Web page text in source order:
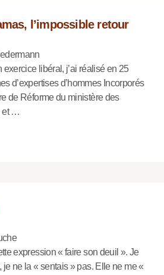
l’impossible retour
libéral, j’ai réalisé en 25
d’expertises d’hommes Incorporés
de Réforme du ministère des
et …
expression « faire son deuil ». Je
ne la « sentais » pas. Elle ne me «